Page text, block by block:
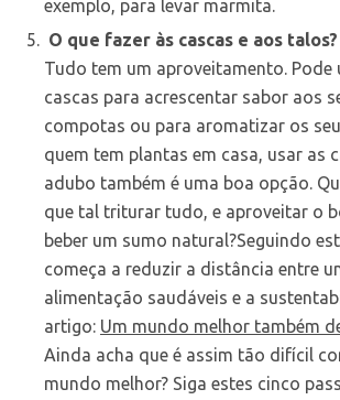
exemplo, para levar marmita.
O que fazer às cascas e aos talos?
Tudo tem um aproveitamento. Pode
cascas para acrescentar sabor aos
compotas ou para aromatizar os
quem tem plantas em casa, usar as
adubo também é uma boa opção.
que tal triturar tudo, e aproveitar o
beber um sumo natural?Seguindo
começa a reduzir a distância entre
alimentação saudáveis e a
artigo: Um mundo melhor também
Ainda acha que é assim tão difícil
mundo melhor? Siga estes cinco